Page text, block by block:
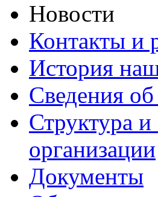
Новости
Контакты и
История
Сведения об
Структура
организации
Документы